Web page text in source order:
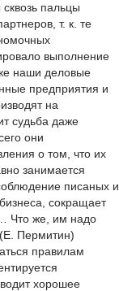
пальцы
т. к. те
выполнение
наши деловые
предприятия и
на
судьба даже
они
о том, что их
занимается
писаных и
сокращает
Что же, им надо
Пермитин)
правилам
хорошее